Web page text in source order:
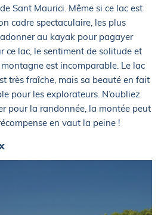
Sant Maurici. Même si ce lac est
cadre spectaculaire, les plus
au kayak pour pagayer
ce lac, le sentiment de solitude et
est incomparable. Le lac
très fraîche, mais sa beauté en fait
pour les explorateurs. N’oubliez
pour la randonnée, la montée peut
en vaut la peine !